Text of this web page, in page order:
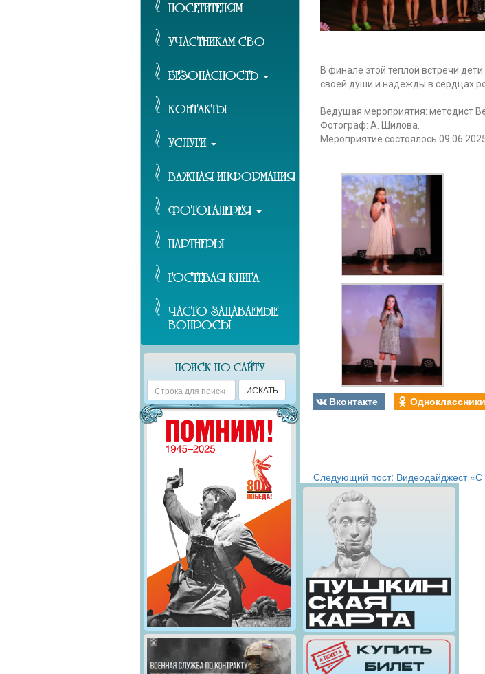
ПОСЕТИТЕЛЯМ
УЧАСТНИКАМ СВО
БЕЗОПАСНОСТЬ
КОНТАКТЫ
УСЛУГИ
ВАЖНАЯ ИНФОРМАЦИЯ
ФОТОГАЛЕРЕЯ
ПАРТНЕРЫ
ГОСТЕВАЯ КНИГА
ЧАСТО ЗАДАВАЕМЫЕ
ВОПРОСЫ
ПОИСК ПО САЙТУ
Поиск ИСКАТЬ
В финале этой теплой встречи
своей души и надежды в сердцах
Ведущая мероприятия: методист
Фотограф: А. Шилова.
Мероприятие состоялось 09.06.2025
Вконтакте Одноклассники
Следующий пост: Видеодайджест